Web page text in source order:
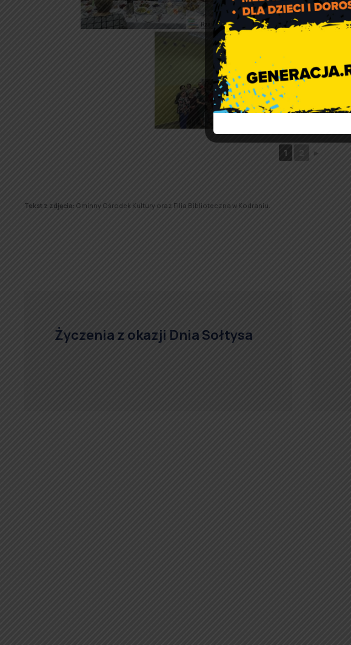
1 2 ►
Tekst z zdjęcia: Gminny Ośrodek Kultury oraz Filia Biblioteczna w Kodraniu.
Życzenia z okazji Dnia Sołtysa